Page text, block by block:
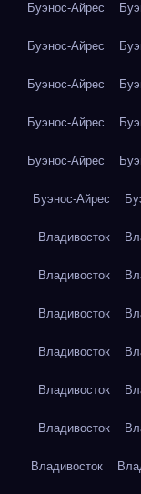
Буэнос-Айрес
Буэнос-Айрес
Буэнос-Айрес
Буэнос-Айрес
Буэнос-Айрес
Буэнос-Айрес
Владивосток
Владивосток
Владивосток
Владивосток
Владивосток
Владивосток
Владивосток